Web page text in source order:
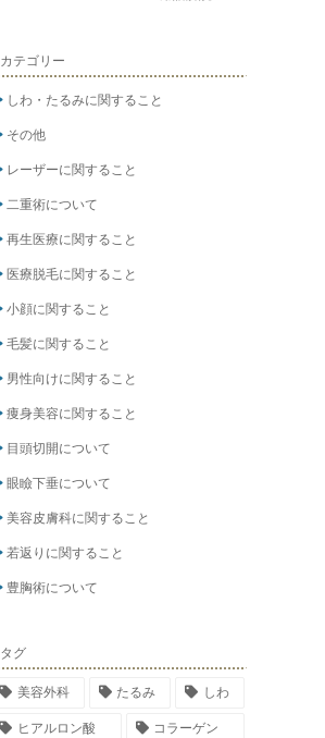
カテゴリー
しわ・たるみに関すること
その他
レーザーに関すること
二重術について
再生医療に関すること
医療脱毛に関すること
小顔に関すること
毛髪に関すること
男性向けに関すること
痩身美容に関すること
目頭切開について
眼瞼下垂について
美容皮膚科に関すること
若返りに関すること
豊胸術について
タグ
美容外科 たるみ しわ
ヒアルロン酸 コラーゲン